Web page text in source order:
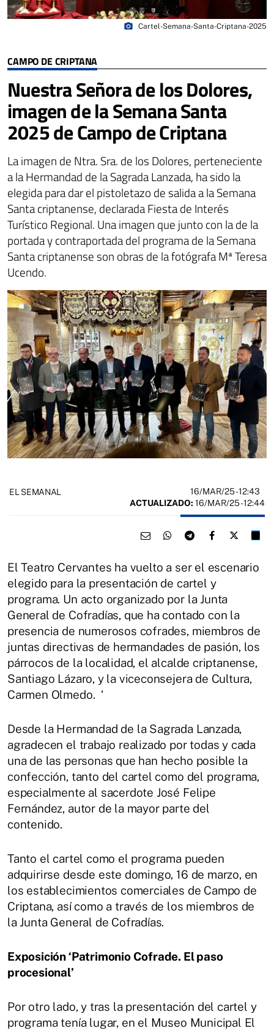
CAMPO DE CRIPTANA
Nuestra Señora de los Dolores,
imagen de la Semana Santa
2025 de Campo de Criptana
La imagen de Ntra. Sra. de los Dolores, perteneciente
a la Hermandad de la Sagrada Lanzada, ha sido la
elegida para dar el pistoletazo de salida a la Semana
Santa criptanense, declarada Fiesta de Interés
Turístico Regional. Una imagen que junto con la de la
portada y contraportada del programa de la Semana
Santa criptanense son obras de la fotógrafa Mª Teresa
Ucendo.
photo_camera Cartel-Semana-Santa-Criptana-2025
EL SEMANAL 16/MAR/25- 12:43
ACTUALIZADO: 16/MAR/25 - 12:44
El Teatro Cervantes ha vuelto a ser el escenario
elegido para la presentación de cartel y
programa. Un acto organizado por la Junta
General de Cofradías, que ha contado con la
presencia de numerosos cofrades, miembros de
juntas directivas de hermandades de pasión, los
párrocos de la localidad, el alcalde criptanense,
Santiago Lázaro, y la viceconsejera de Cultura,
Carmen Olmedo. ‘
Desde la Hermandad de la Sagrada Lanzada,
agradecen el trabajo realizado por todas y cada
una de las personas que han hecho posible la
confección, tanto del cartel como del programa,
especialmente al sacerdote José Felipe
Fernández, autor de la mayor parte del
contenido.
Tanto el cartel como el programa pueden
adquirirse desde este domingo, 16 de marzo, en
los establecimientos comerciales de Campo de
Criptana, así como a través de los miembros de
la Junta General de Cofradías.
Exposición ‘Patrimonio Cofrade. El paso
procesional’
Por otro lado, y tras la presentación del cartel y
programa tenía lugar, en el Museo Municipal El